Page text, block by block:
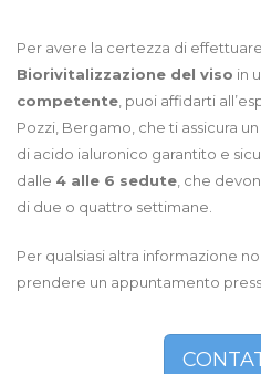
Per avere la certezza di
Biorivitalizzazione del viso in
competente, puoi affidarti
Pozzi, Bergamo, che ti assicura
di acido ialuronico garantito e
dalle 4 alle 6 sedute, che
di due o quattro settimane.
Per qualsiasi altra informazione
prendere un appuntamento